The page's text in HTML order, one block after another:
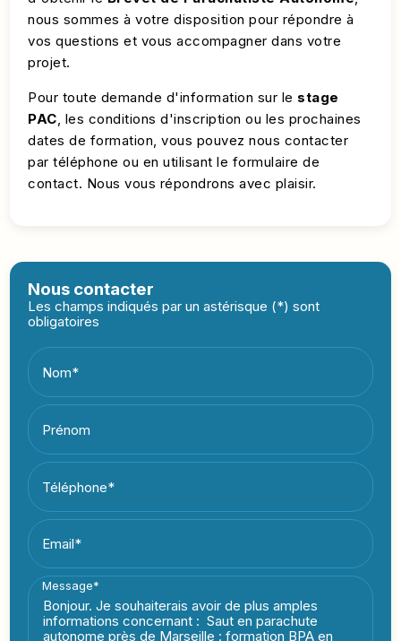
nous sommes à votre disposition pour répondre à
vos questions et vous accompagner dans votre
projet.
Pour toute demande d'information sur le stage
PAC, les conditions d'inscription ou les prochaines
dates de formation, vous pouvez nous contacter
par téléphone ou en utilisant le formulaire de
contact. Nous vous répondrons avec plaisir.
Nous contacter
Les champs indiqués par un astérisque (*) sont
obligatoires
Nom*
Prénom
Téléphone*
Email*
Message*